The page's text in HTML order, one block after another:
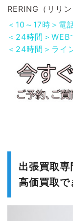
RERING（リリ
＜10～17時＞電
＜24時間＞WEB
＜24時間＞ライ
出張買取
高価買取で